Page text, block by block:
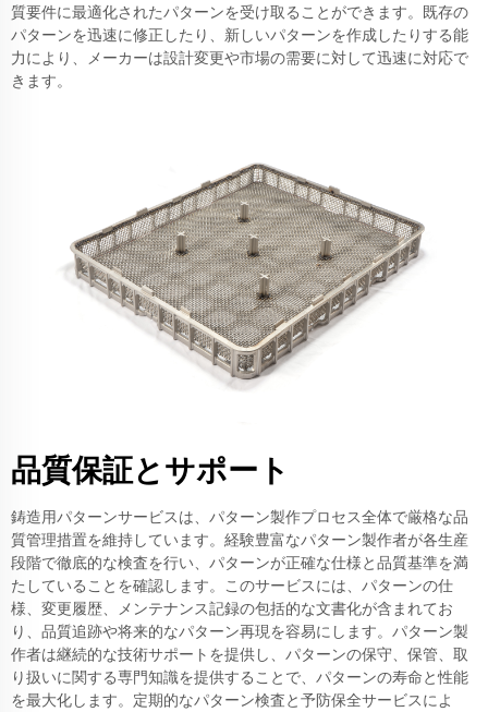
質要件に最適化されたパターンを受け取ることができます。既存の
パターンを迅速に修正したり、新しいパターンを作成したりする能
力により、メーカーは設計変更や市場の需要に対して迅速に対応で
きます。
品質保証とサポート
鋳造用パターンサービスは、パターン製作プロセス全体で厳格な品
質管理措置を維持しています。経験豊富なパターン製作者が各生産
段階で徹底的な検査を行い、パターンが正確な仕様と品質基準を満
たしていることを確認します。このサービスには、パターンの仕
様、変更履歴、メンテナンス記録の包括的な文書化が含まれてお
り、品質追跡や将来的なパターン再現を容易にします。パターン製
作者は継続的な技術サポートを提供し、パターンの保守、保管、取
り扱いに関する専門知識を提供することで、パターンの寿命と性能
を最大化します。定期的なパターン検査と予防保全サービスによ